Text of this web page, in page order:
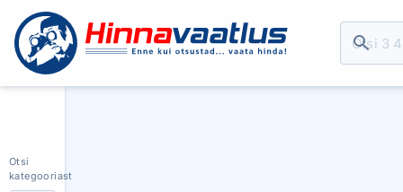
Otsi
kategooriast